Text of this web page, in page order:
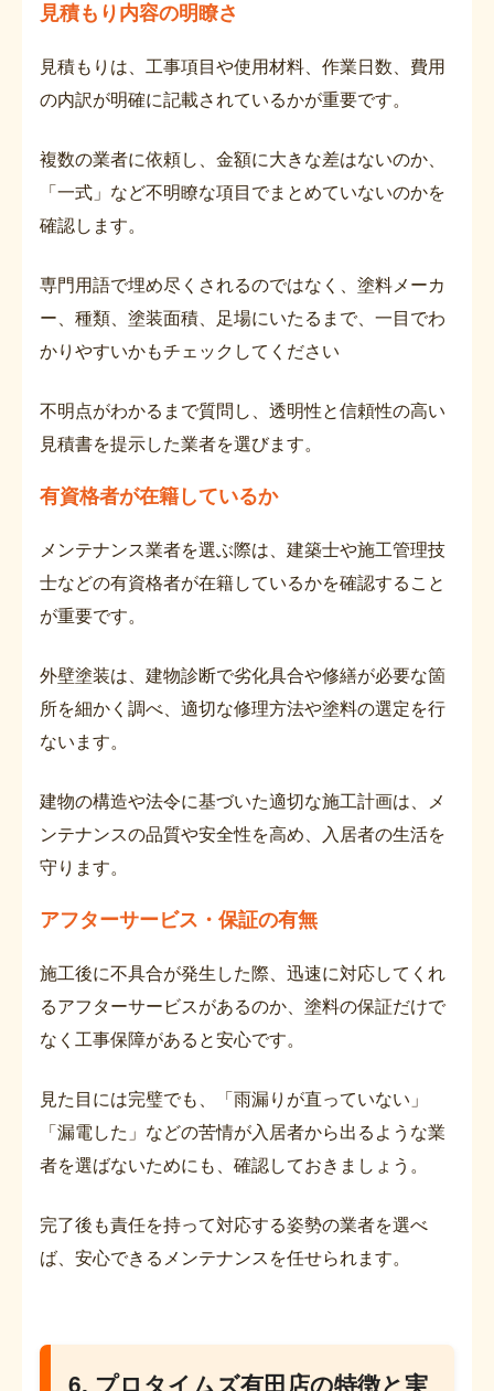
見積もり内容の明瞭さ
見積もりは、工事項目や使用材料、作業日数、費用
の内訳が明確に記載されているかが重要です。
複数の業者に依頼し、金額に大きな差はないのか、
「一式」など不明瞭な項目でまとめていないのかを
確認します。
専門用語で埋め尽くされるのではなく、塗料メーカ
ー、種類、塗装面積、足場にいたるまで、一目でわ
かりやすいかもチェックしてください
不明点がわかるまで質問し、透明性と信頼性の高い
見積書を提示した業者を選びます。
有資格者が在籍しているか
メンテナンス業者を選ぶ際は、建築士や施工管理技
士などの有資格者が在籍しているかを確認すること
が重要です。
外壁塗装は、建物診断で劣化具合や修繕が必要な箇
所を細かく調べ、適切な修理方法や塗料の選定を行
ないます。
建物の構造や法令に基づいた適切な施工計画は、メ
ンテナンスの品質や安全性を高め、入居者の生活を
守ります。
アフターサービス・保証の有無
施工後に不具合が発生した際、迅速に対応してくれ
るアフターサービスがあるのか、塗料の保証だけで
なく工事保障があると安心です。
見た目には完璧でも、「雨漏りが直っていない」
「漏電した」などの苦情が入居者から出るような業
者を選ばないためにも、確認しておきましょう。
完了後も責任を持って対応する姿勢の業者を選べ
ば、安心できるメンテナンスを任せられます。
6. プロタイムズ有田店の特徴と実